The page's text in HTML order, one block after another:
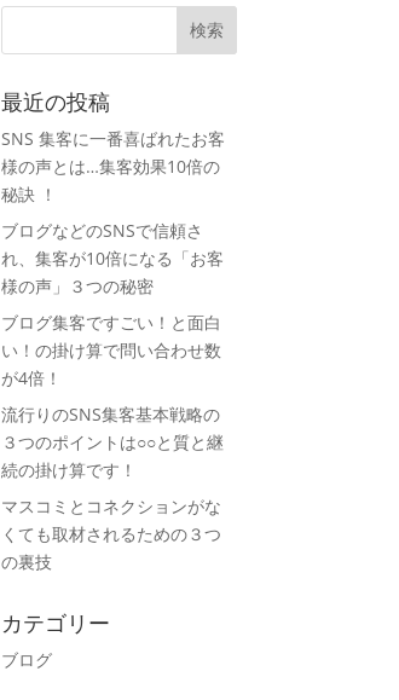
最近の投稿
SNS 集客に一番喜ばれたお客
様の声とは…集客効果10倍の
秘訣 ！
ブログなどのSNSで信頼さ
れ、集客が10倍になる「お客
様の声」３つの秘密
ブログ集客ですごい！と面白
い！の掛け算で問い合わせ数
が4倍！
流行りのSNS集客基本戦略の
３つのポイントは○○と質と継
続の掛け算です！
マスコミとコネクションがな
くても取材されるための３つ
の裏技
カテゴリー
ブログ